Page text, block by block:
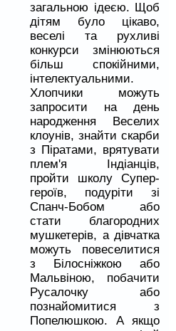
загальною ідеєю. Щоб
дітям було цікаво,
веселі та рухливі
конкурси змінюються
більш спокійними,
інтелектуальними.
Хлопчики можуть
запросити на день
народження Веселих
клоунів, знайти скарби
з Піратами, врятувати
плем'я Індіанців,
пройти школу Супер-
героїв, подуріти зі
Спанч-Бобом або
стати благородних
мушкетерів, а дівчатка
можуть повеселитися
з Білосніжкою або
Мальвіною, побачити
Русалочку або
познайомитися з
Попелюшкою. А якщо